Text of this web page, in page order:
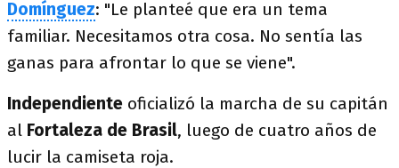
Domínguez: "Le planteé que era un tema
familiar. Necesitamos otra cosa. No sentía las
ganas para afrontar lo que se viene".
Independiente oficializó la marcha de su capitán
al Fortaleza de Brasil, luego de cuatro años de
lucir la camiseta roja.